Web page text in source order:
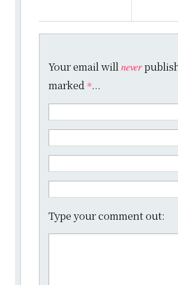
Your email willnever
marked *...
Type your comment out: